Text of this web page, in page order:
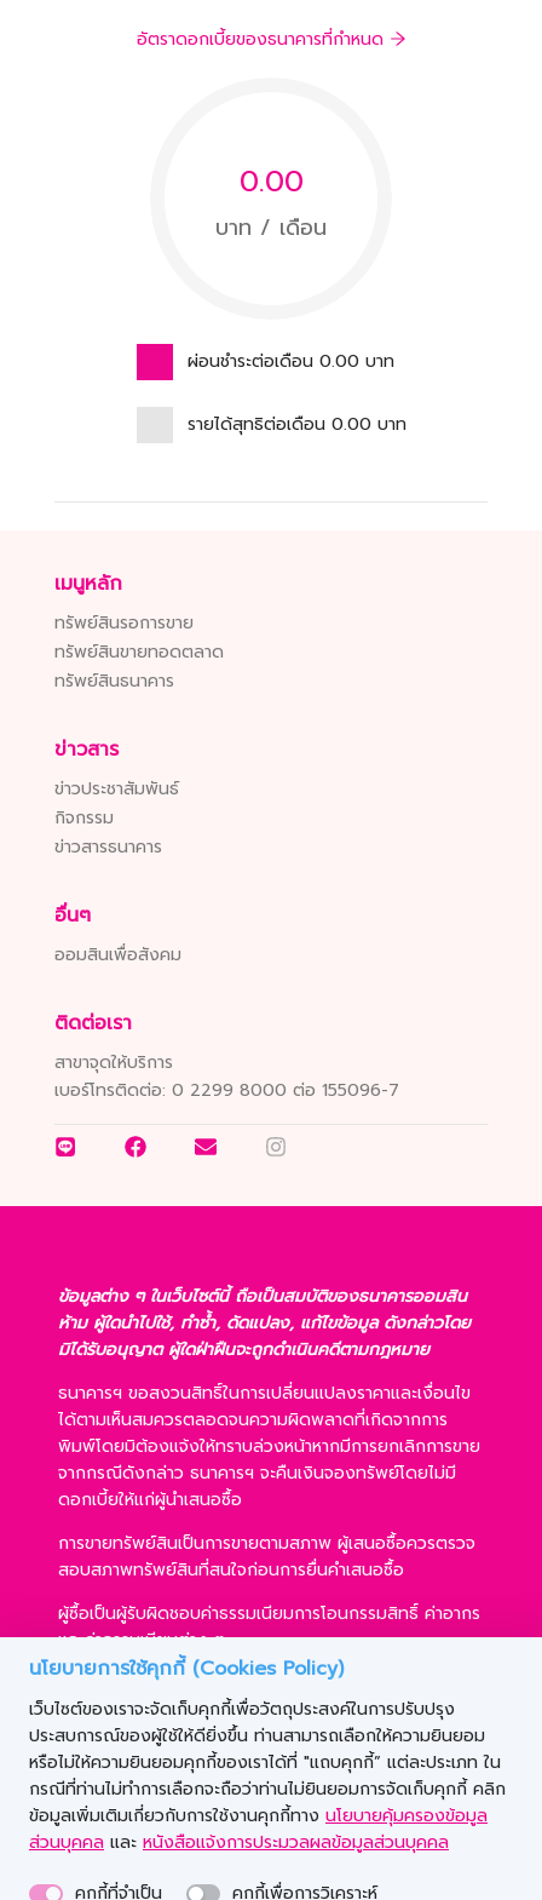
นโยบายการใช้คุกกี้ (Cookies Policy)
เว็บไซต์ของเราจะจัดเก็บคุกกี้เพื่อวัตถุประสงค์ในการปรับปรุง
ประสบการณ์ของผู้ใช้ให้ดียิ่งขึ้น ท่านสามารถเลือกให้ความยินยอม
หรือไม่ให้ความยินยอมคุกกี้ของเราได้ที่ "แถบคุกกี้” แต่ละประเภท ใน
กรณีที่ท่านไม่ทำการเลือกจะถือว่าท่านไม่ยินยอมการจัดเก็บคุกกี้ คลิก
ข้อมูลเพิ่มเติมเกี่ยวกับการใช้งานคุกกี้ทาง นโยบายคุ้มครองข้อมูล
ส่วนบุคคล และ หนังสือแจ้งการประมวลผลข้อมูลส่วนบุคคล
คุกกี้ที่จำเป็น
คุกกี้เพื่อการวิเคราะห์
อัตราดอกเบี้ยของธนาคารที่กำหนด
0.00
บาท / เดือน
ผ่อนชำระต่อเดือน 0.00 บาท
รายได้สุทธิต่อเดือน 0.00 บาท
เมนูหลัก
ทรัพย์สินรอการขาย
ทรัพย์สินขายทอดตลาด
ทรัพย์สินธนาคาร
ข่าวสาร
ข่าวประชาสัมพันธ์
กิจกรรม
ข่าวสารธนาคาร
อื่นๆ
ออมสินเพื่อสังคม
ติดต่อเรา
สาขาจุดให้บริการ
เบอร์โทรติดต่อ: 0 2299 8000 ต่อ 155096-7
ข้อมูลต่าง ๆ ในเว็บไซต์นี้ ถือเป็นสมบัติของธนาคารออมสิน
ห้าม ผู้ใดนำไปใช้, ทำซ้ำ, ดัดแปลง, แก้ไขข้อมูล ดังกล่าวโดย
มิได้รับอนุญาต ผู้ใดฝ่าฝืนจะถูกดำเนินคดีตามกฎหมาย
ธนาคารฯ ขอสงวนสิทธิ์ในการเปลี่ยนแปลงราคาและเงื่อนไข
ได้ตามเห็นสมควรตลอดจนความผิดพลาดที่เกิดจากการ
พิมพ์โดยมิต้องแจ้งให้ทราบล่วงหน้าหากมีการยกเลิกการขาย
จากกรณีดังกล่าว ธนาคารฯ จะคืนเงินจองทรัพย์โดยไม่มี
ดอกเบี้ยให้แก่ผู้นำเสนอซื้อ
การขายทรัพย์สินเป็นการขายตามสภาพ ผู้เสนอซื้อควรตรวจ
สอบสภาพทรัพย์สินที่สนใจก่อนการยื่นคำเสนอซื้อ
ผู้ซื้อเป็นผู้รับผิดชอบค่าธรรมเนียมการโอนกรรมสิทธิ์ ค่าอากร
และค่าธรรมเนียมต่าง ๆ
ผู้ซื้อสามารถขอสินเชื่อได้ตามหลักเกณฑ์ของธนาคารฯ และ
การเสนอซื้อไม่เป็นเงื่อนไขในการพิจารณาอนุมัติสินเชื่อ
ธนาคารฯ ขอสงวนสิทธิ์ที่จะขายทรัพย์สินให้กับผู้เสนอซื้อราย
ใดก็ได้ ภายใต้เงื่อนไขตามที่ธนาคารฯ เห็นชอบ